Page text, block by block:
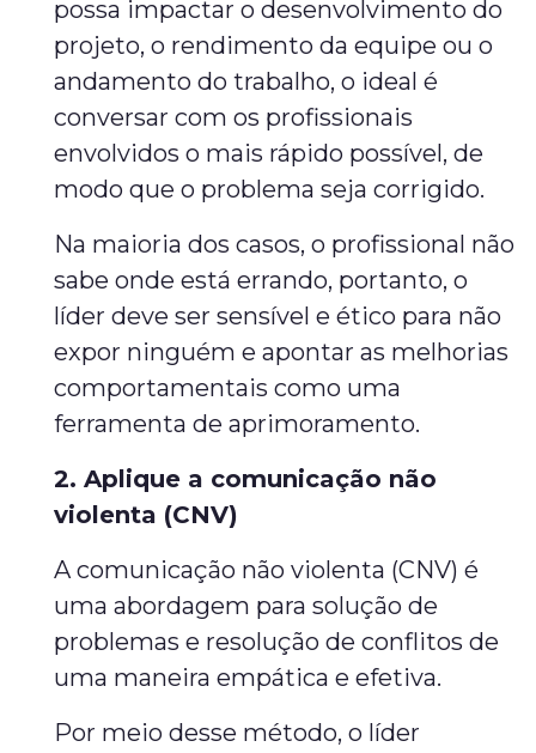
possa impactar o desenvolvimento do
projeto, o rendimento da equipe ou o
andamento do trabalho, o ideal é
conversar com os profissionais
envolvidos o mais rápido possível, de
modo que o problema seja corrigido.
Na maioria dos casos, o profissional não
sabe onde está errando, portanto, o
líder deve ser sensível e ético para não
expor ninguém e apontar as melhorias
comportamentais como uma
ferramenta de aprimoramento.
2. Aplique a comunicação não
violenta (CNV)
A comunicação não violenta (CNV) é
uma abordagem para solução de
problemas e resolução de conflitos de
uma maneira empática e efetiva.
Por meio desse método, o líder